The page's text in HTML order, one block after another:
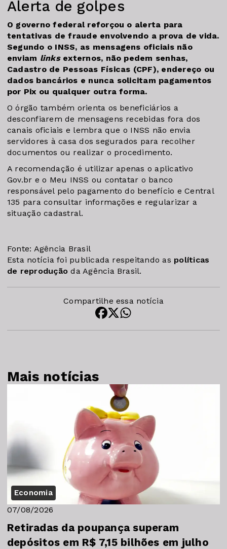
Alerta de golpes
O governo federal reforçou o alerta para
tentativas de fraude envolvendo a prova de vida.
Segundo o INSS, as mensagens oficiais não
enviam linksexternos, não pedem senhas,
Cadastro de Pessoas Físicas (CPF), endereço ou
dados bancários e nunca solicitam pagamentos
por Pix ou qualquer outra forma.
O órgão também orienta os beneficiários a
desconfiarem de mensagens recebidas fora dos
canais oficiais e lembra que o INSS não envia
servidores à casa dos segurados para recolher
documentos ou realizar o procedimento.
A recomendação é utilizar apenas o aplicativo
Gov.br e o Meu INSS ou contatar o banco
responsável pelo pagamento do benefício e Central
135 para consultar informações e regularizar a
situação cadastral.
Fonte: Agência Brasil
Esta notícia foi publicada respeitando as políticas
de reprodução da Agência Brasil.
Compartilhe essa notícia
Mais notícias
Economia
07/08/2026
Retiradas da poupança superam
depósitos em R$ 7,15 bilhões em julho